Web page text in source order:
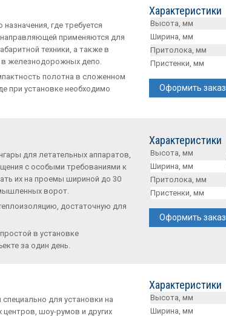
где требуется
применяются для
техники, а также в
железнодорожных депо.
полотна в сложенном
при установке необходимо
Характеристики
Высота, мм
Ширина, мм
Притолока, мм
Пристенки, мм
Оформить заказ
для летательных аппаратов,
с особыми требованиями к
их на проемы шириной до 30
ворот.
достаточную для
в установке
за один день.
Характеристики
Высота, мм
Ширина, мм
Притолока, мм
Пристенки, мм
Оформить заказ
для установки на
шоу-румов и других
Характеристики
Высота, мм
Ширина, мм